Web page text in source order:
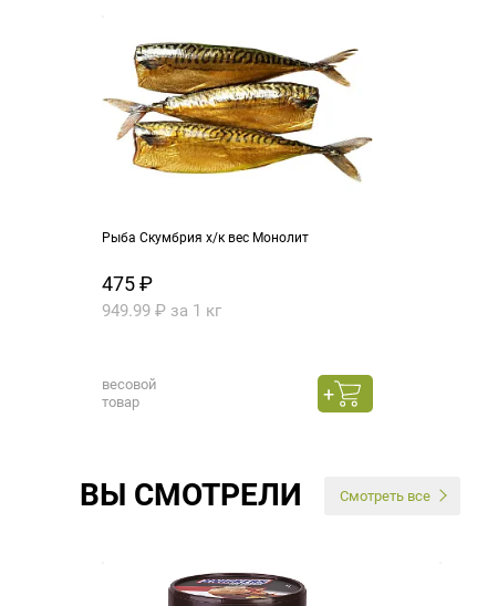
Рыба Скумбрия х/к вес Монолит
475 ₽
949.99 ₽ за 1 кг
весовой
товар
ВЫ СМОТРЕЛИ Смотреть все